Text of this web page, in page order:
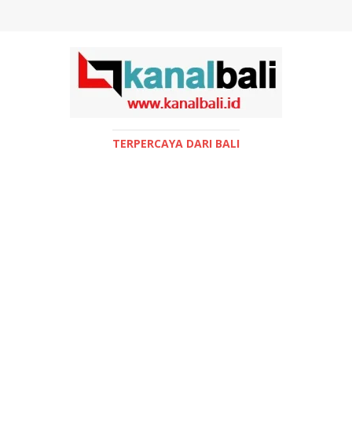
TERPERCAYA DARI BALI